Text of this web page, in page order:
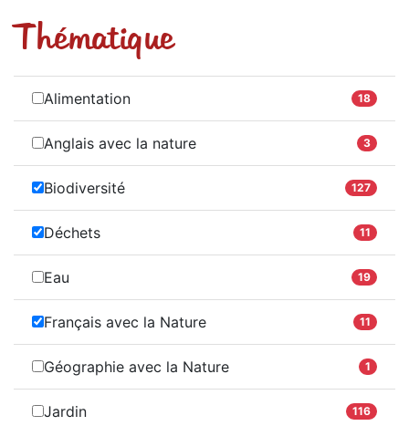
Thématique
Alimentation 18
Anglais avec la nature 3
Biodiversité 127
Déchets 11
Eau 19
Français avec la Nature 11
Géographie avec la Nature 1
Jardin 116